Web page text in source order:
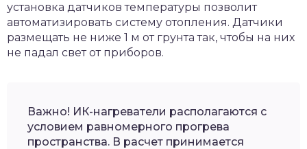
установка датчиков температуры позволит
автоматизировать систему отопления. Датчики
размещать не ниже 1 м от грунта так, чтобы на них
не падал свет от приборов.
Важно! ИК-нагреватели располагаются с
условием равномерного прогрева
пространства. В расчет принимается